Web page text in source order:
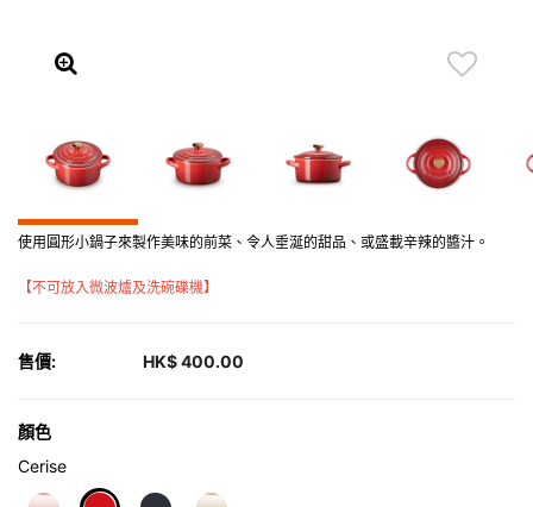
使用圓形小鍋子來製作美味的前菜、令人垂涎的甜品、或盛載辛辣的醬汁。
【不可放入微波爐及洗碗碟機】
售價: HK$ 400.00
顏色
Cerise